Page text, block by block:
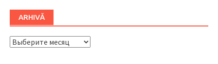
ARHIVĂ
ARHIVĂ